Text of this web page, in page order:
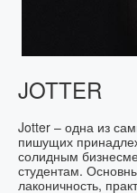
JOTTER
Jotter – одна из
пишущих
солидным
студентам.
лаконичность,